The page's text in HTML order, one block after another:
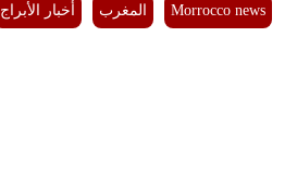
Morrocco news المغرب أخبار الأبراج